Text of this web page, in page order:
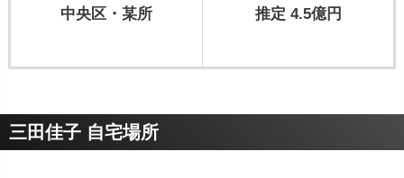
中央区・某所 推定 4.5億円
三田佳子 自宅場所